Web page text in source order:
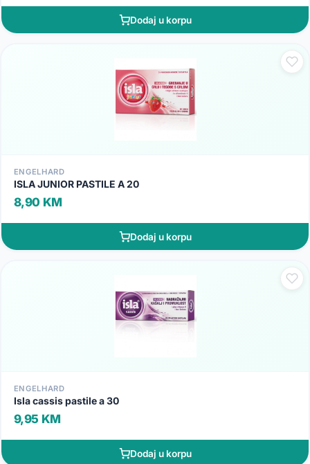
Dodaj u korpu
ENGELHARD
ISLA JUNIOR PASTILE A 20
8,90 KM
Dodaj u korpu
ENGELHARD
Isla cassis pastile a 30
9,95 KM
Dodaj u korpu